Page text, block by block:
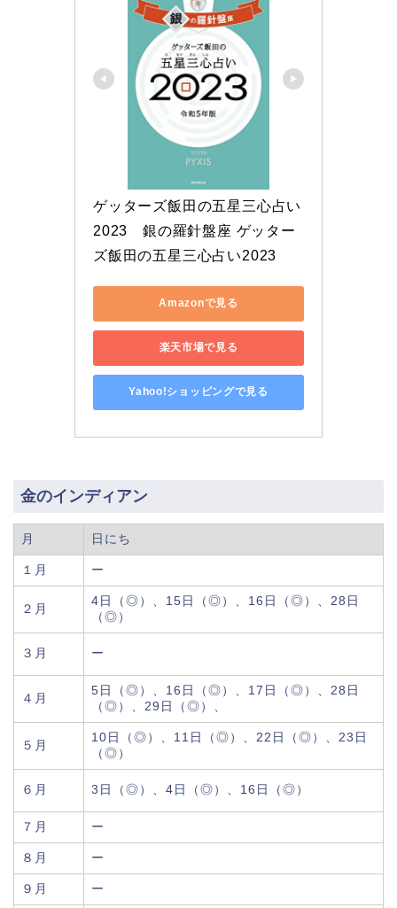
ゲッターズ飯田の五星三心占い
2023　銀の羅針盤座 ゲッター
ズ飯田の五星三心占い2023
Amazonで見る
楽天市場で見る
Yahoo!ショッピングで見る
金のインディアン
月 日にち
１月 ー
２月
4日（◎）、15日（◎）、16日（◎）、28日
（◎）
３月 ー
４月
5日（◎）、16日（◎）、17日（◎）、28日
（◎）、29日（◎）、
５月
10日（◎）、11日（◎）、22日（◎）、23日
（◎）
６月 3日（◎）、4日（◎）、16日（◎）
７月 ー
８月 ー
９月 ー